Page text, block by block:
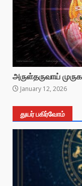
அருள்தருவாய்
January 12, 2026
துயர் பகிர்வோம்